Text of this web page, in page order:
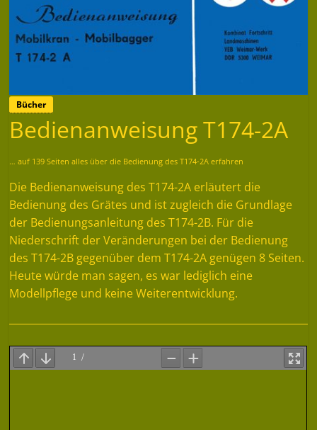
Bücher
Bedienanweisung T174-2A
… auf 139 Seiten alles über die Bedienung des T174-2A erfahren
Die Bedienanweisung des T174-2A erläutert die
Bedienung des Grätes und ist zugleich die Grundlage
der Bedienungsanleitung des T174-2B. Für die
Niederschrift der Veränderungen bei der Bedienung
des T174-2B gegenüber dem T174-2A genügen 8 Seiten.
Heute würde man sagen, es war lediglich eine
Modellpflege und keine Weiterentwicklung.